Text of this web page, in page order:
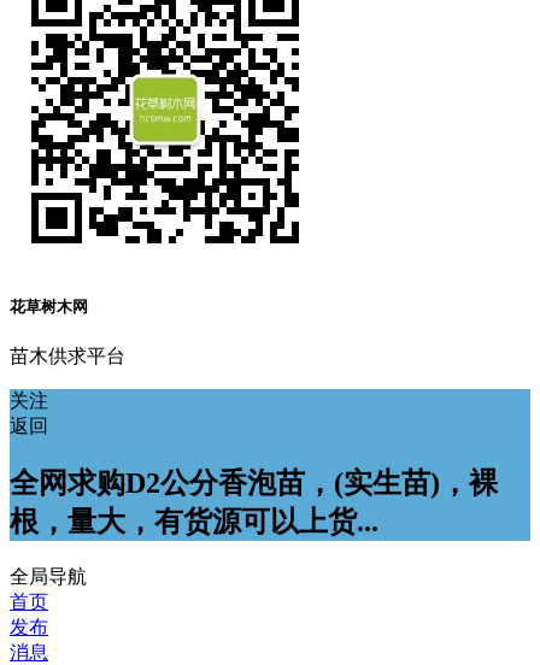
花草树木网
苗木供求平台
关注
返回
全网求购D2公分香泡苗，(实生苗)，裸
根，量大，有货源可以上货...
全局导航
首页
发布
消息